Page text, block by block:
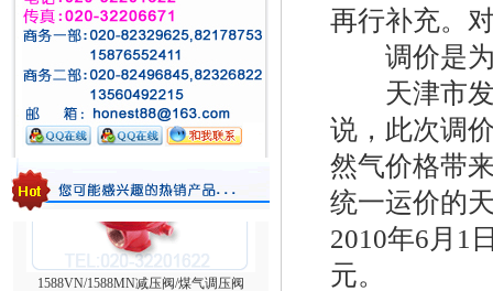
台湾HNT/HT系列壁挂式电热式气化器
1588VN/1588MN减压阀/煤气调压阀
再行补充。
调价是为
天津市发
说，此次调
然气价格带
统一运价的
2010年6月1
元。